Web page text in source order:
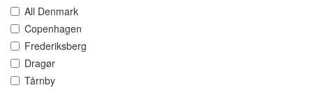
All Denmark
Copenhagen
Frederiksberg
Dragør
Tårnby